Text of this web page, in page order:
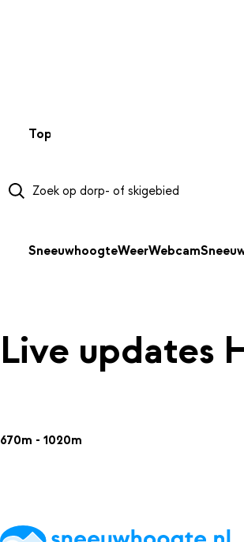
Top 50
SneeuwhoogteWeerWebcam
Live updates
670m - 1020m